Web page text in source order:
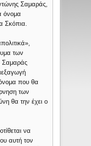
Σαμαράς,
όνομα
Σκόπια.
των
Σαμαράς
που θα
των
θα την έχει ο
να
αυτή τον